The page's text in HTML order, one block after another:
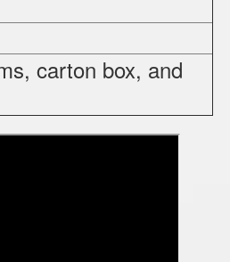
carton box, and